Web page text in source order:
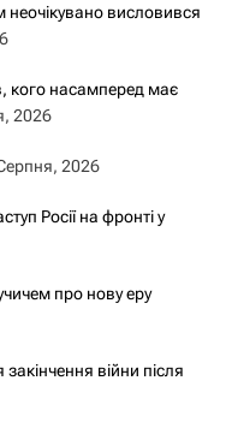
неочікувано висловився
кого насамперед має
2026
2026
Росії на фронті у
про нову еру
війни після